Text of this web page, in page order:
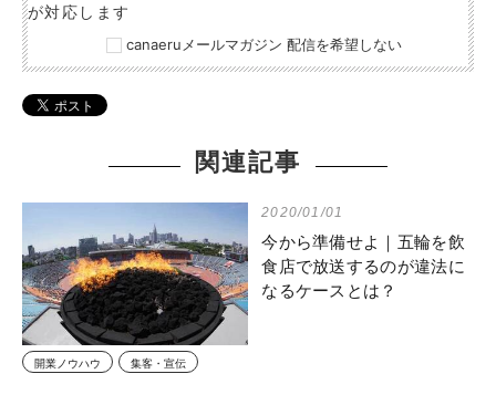
が対応します
canaeruメールマガジン 配信を希望しない
関連記事
2020/01/01
今から準備せよ｜五輪を飲
食店で放送するのが違法に
なるケースとは？
開業ノウハウ 集客・宣伝